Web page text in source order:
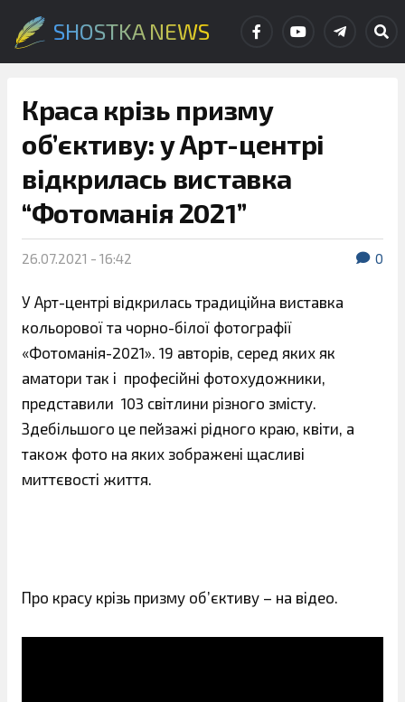
SHOSTKA NEWS
Краса крізь призму
об’єктиву: у Арт-центрі
відкрилась виставка
“Фотоманія 2021”
26.07.2021 - 16:42 0
У Арт-центрі відкрилась традиційна виставка
кольорової та чорно-білої фотографії
«Фотоманія-2021». 19 авторів, серед яких як
аматори так і професійні фотохудожники,
представили 103 світлини різного змісту.
Здебільшого це пейзажі рідного краю, квіти, а
також фото на яких зображені щасливі
миттєвості життя.
Про красу крізь призму об’єктиву – на відео.